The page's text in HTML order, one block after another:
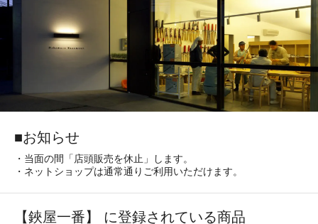
■お知らせ
・当面の間「店頭販売を休止」します。
・ネットショップは通常通りご利用いただけます。
【鋏屋一番】 に登録されている商品